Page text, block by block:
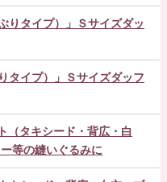
りタイプ）」Ｓサイズダッ
タイプ）」Ｓサイズダッフ
（タキシード・背広・白
等の縫いぐるみに